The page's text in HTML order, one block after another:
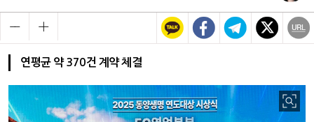
연평균 약 370건 계약 체결